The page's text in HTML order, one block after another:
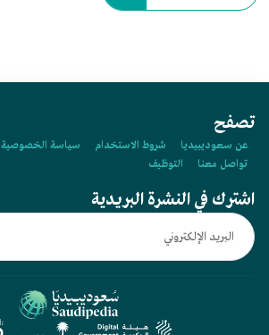
تصفح
عن سعوديبيديا شروط الاستخدام سياسة الخصوصية
تواصل معنا
التوظيف
اشترك في النشرة البريدية